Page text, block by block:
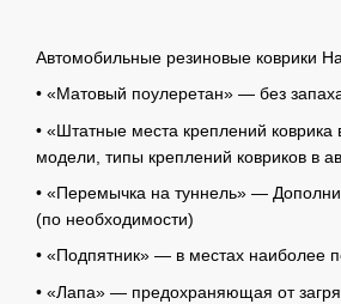
Автомобильные резиновые коврики
• «Матовый поулеретан» — без
• «Штатные места креплений
модели, типы креплений ковриков в
• «Перемычка на туннель» —
(по необходимости)
• «Подпятник» — в местах наиболее
• «Лапа» — предохраняющая от